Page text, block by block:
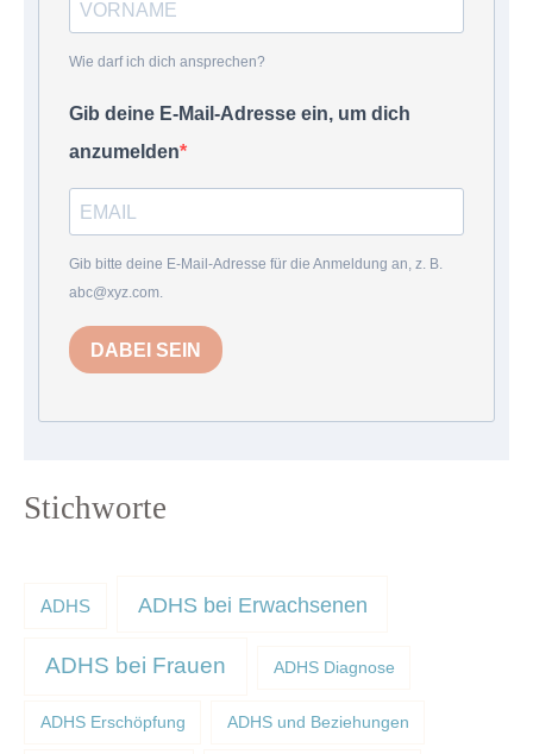
Wie darf ich dich ansprechen?
Gib deine E-Mail-Adresse ein, um dich
anzumelden
Gib bitte deine E-Mail-Adresse für die Anmeldung an, z. B.
abc@xyz.com.
DABEI SEIN
Stichworte
ADHS ADHS bei Erwachsenen
ADHS bei Frauen ADHS Diagnose
ADHS Erschöpfung ADHS und Beziehungen